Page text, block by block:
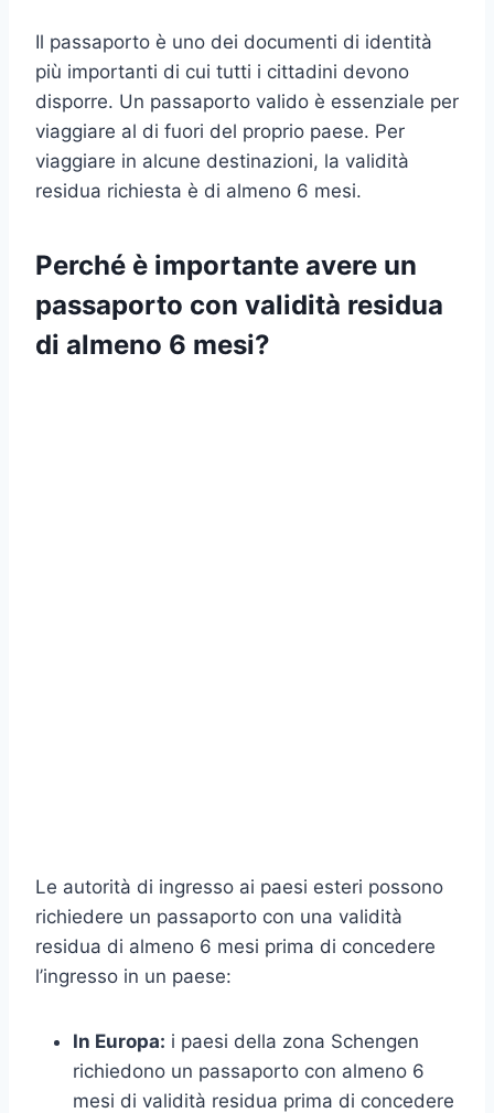
Il passaporto è uno dei documenti di identità
più importanti di cui tutti i cittadini devono
disporre. Un passaporto valido è essenziale per
viaggiare al di fuori del proprio paese. Per
viaggiare in alcune destinazioni, la validità
residua richiesta è di almeno 6 mesi.
Perché è importante avere un
passaporto con validità residua
di almeno 6 mesi?
Le autorità di ingresso ai paesi esteri possono
richiedere un passaporto con una validità
residua di almeno 6 mesi prima di concedere
l’ingresso in un paese:
In Europa: i paesi della zona Schengen
richiedono un passaporto con almeno 6
mesi di validità residua prima di concedere